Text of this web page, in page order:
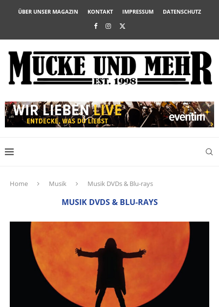
ÜBER UNSER MAGAZIN KONTAKT IMPRESSUM DATENSCHUTZ
Home Musik Musik DVDs & Blu-rays
MUSIK DVDS & BLU-RAYS